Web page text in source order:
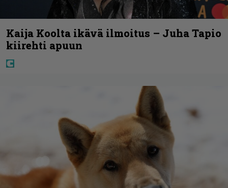
Kaija Koolta ikävä ilmoitus – Juha Tapio
kiirehti apuun